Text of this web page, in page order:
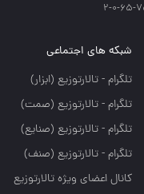
شبکه های اجتماعی
تلگرام - تالارتوزيع (ابزار)
تلگرام - تالارتوزيع (صمت)
تلگرام - تالارتوزيع (صنايع)
تلگرام - تالارتوزیع (صنف)
کانال اعضای ویژه تالارتوزیع